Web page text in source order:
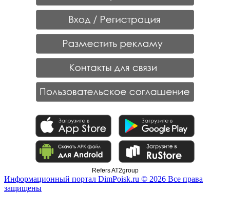
Refers AT2group
Информационный портал DimPoisk.ru © 2026 Все права
защищены